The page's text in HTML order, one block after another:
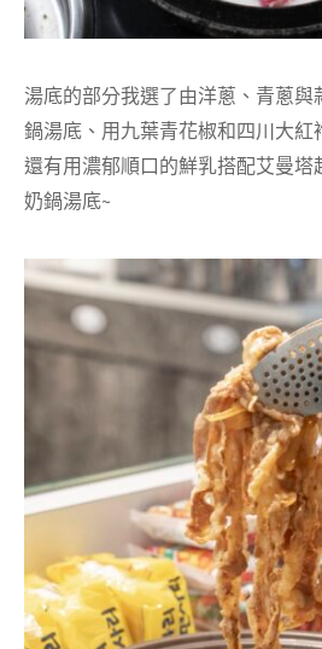
湯底的部分我選了由洋蔥、青蔥
鍋湯底、用九葉青花椒和四川大紅
還有用濃郁順口的鮮乳搭配艾曼塔
奶鍋湯底~